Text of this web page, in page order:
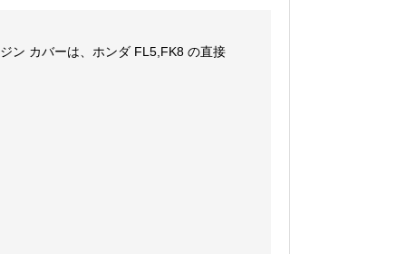
ン カバーは、ホンダ FL5,FK8 の直接